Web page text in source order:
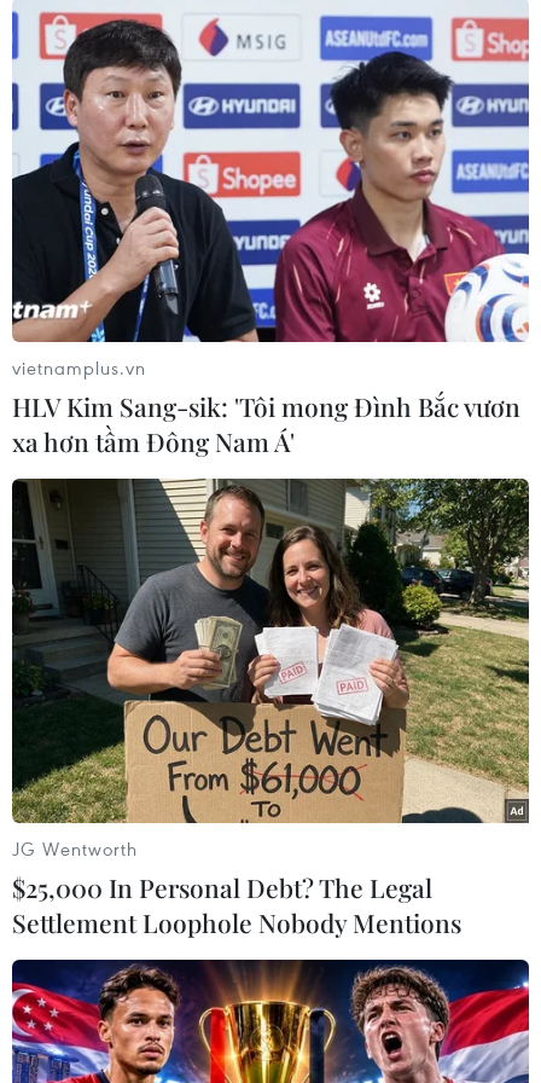
(TTXVN/Vietnam+)
#Tesla #elon musk #xe điện
#chuỗi cung ứng
#gián đoạn chuỗi cung ứng
Mỹ
Theo dõi VietnamPlus
vietnamplus.vn
HLV Kim Sang-sik: 'Tôi mong Đình Bắc vươn
xa hơn tầm Đông Nam Á'
JG Wentworth
$25,000 In Personal Debt? The Legal
Settlement Loophole Nobody Mentions